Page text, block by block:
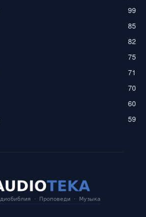
99
85
82
75
71
70
60
59